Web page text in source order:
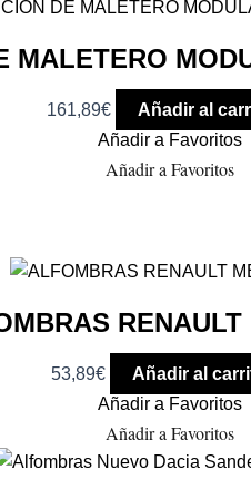
MALETERO
161,89€
Añadir al
Añadir a Favoritos
Añadir a Favoritos
RENAULT
53,89€
Añadir al
Añadir a Favoritos
Añadir a Favoritos